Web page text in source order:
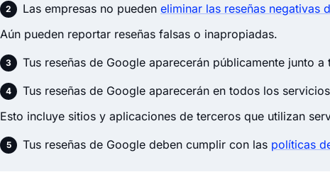
Las empresas no pueden eliminar las reseñas negativas
Aún pueden reportar reseñas falsas o inapropiadas.
Tus reseñas de Google aparecerán públicamente junto
Tus reseñas de Google aparecerán en todos los
Esto incluye sitios y aplicaciones de terceros que utilizan
Tus reseñas de Google deben cumplir con las políticas